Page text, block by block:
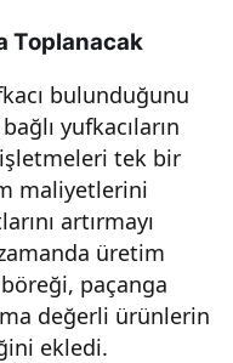
Toplanacak
bulunduğunu
yufkacıların
tek bir
maliyetlerini
artırmayı
üretim
paçanga
değerli ürünlerin
ekledi.